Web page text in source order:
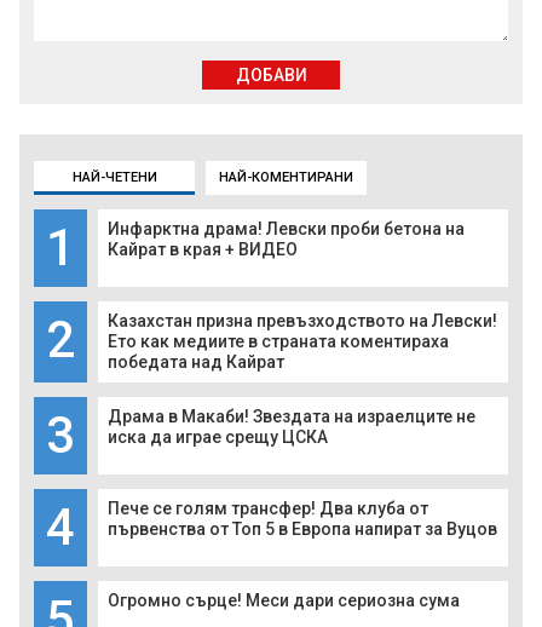
НАЙ-ЧЕТЕНИ НАЙ-КОМЕНТИРАНИ
1
Инфарктна драма! Левски проби бетона на
Кайрат в края + ВИДЕО
2
Казахстан призна превъзходството на Левски!
Ето как медиите в страната коментираха
победата над Кайрат
3
Драма в Макаби! Звездата на израелците не
иска да играе срещу ЦСКА
4
Пече се голям трансфер! Два клуба от
първенства от Топ 5 в Европа напират за Вуцов
Огромно сърце! Меси дари сериозна сума
ДОБАВИ